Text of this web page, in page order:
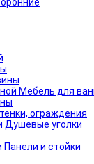
Мебель для
ограждения
Душевые уголки
Панели и стойки